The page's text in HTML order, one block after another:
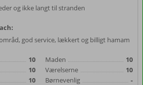
og ikke langt til stranden
god service, lækkert og billigt hamam
10
10
10
Maden
10
Værelserne
10
Børnevenlig
-